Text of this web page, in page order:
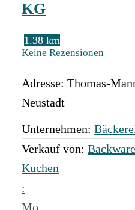
KG
1.38 km
Keine Rezensionen
Adresse: Thomas-
Neustadt
Unternehmen:
Verkauf von:
Kuchen
:
Mo.